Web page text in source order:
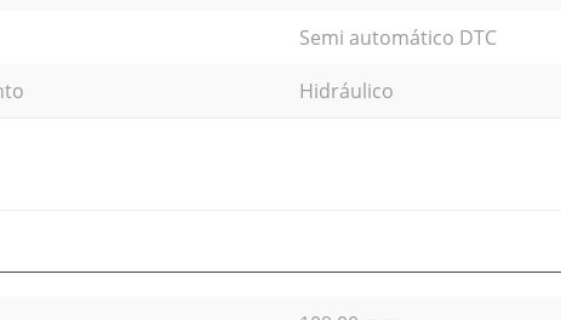
Semi automático DTC
Hidráulico